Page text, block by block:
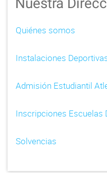
Quiénes somos
Instalaciones
Admisión Estudiantil
Inscripciones Escuelas
Solvencias